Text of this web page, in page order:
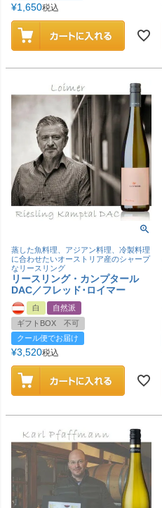
¥1,650税込
蒸した魚料理、アジアン料理、冷製料理
に合わせたいオーストリア産のシャープ
なリースリング
リースリング・カンプタール
DAC／フレッド･ロイマー
白
自然派
ギフトBOX 不可
クール便でお届け
¥3,520税込